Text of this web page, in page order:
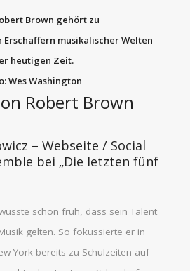
Brown gehört zu
musikalischer Welten
heutigen Zeit.
Wes Washington
Robert Brown
– Webseite / Social
bei „Die letzten fünf
schon früh, dass sein Talent
gelten. So fokussierte er in
York bereits zu Schulzeiten auf